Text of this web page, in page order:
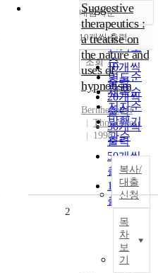
정확도
순
인기도
순
연도순
제목순
저자순
발행기
관순
내림차순
내림차순
10개씩 출력
10개씩
출력
20개씩
출력
30개씩
출력
50개씩
출력
100개씩
출력
조회
Suggestive
therapeutics :
a treatise on
the nature and
uses of
hypnotism
Bernheim, H
Thoemmes
1998
복사/
대출
신청
목
차
보
기
2